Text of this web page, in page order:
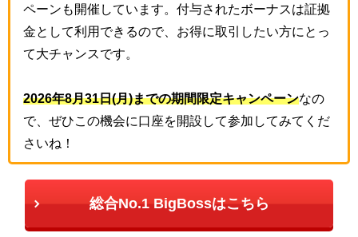
ペーンも開催しています。付与されたボーナスは証拠
金として利用できるので、お得に取引したい方にとっ
て大チャンスです。
2026年8月31日(月)までの期間限定キャンペーンなの
で、ぜひこの機会に口座を開設して参加してみてくだ
さいね！
総合No.1 BigBossはこちら